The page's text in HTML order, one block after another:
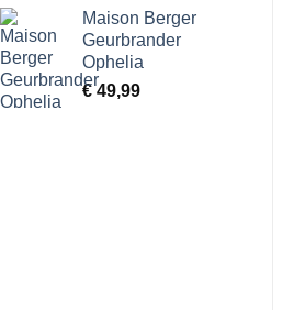
Maison Berger
Geurbrander
Ophelia
€49,99